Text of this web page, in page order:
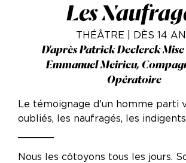
Les
THÉÂTRE | DÈS 14
D'après Patrick Declerck Mise
Emmanuel Meirieu,
Opératoire
Le témoignage d'un homme parti
oubliés, les naufragés, les
Nous les côtoyons tous les jours.